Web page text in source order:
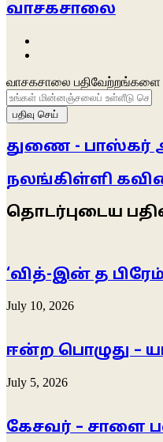
வாசகசாலை
வாசகசாலை
உங்கள்
மின்னஞ்சலைப்
உள்ளீடு
துணை - பாஸ்கர்
நலங்கிள்ளி
தொடர்புடைய
‘வித்-இன் த
July 10, 2026
ஈன்ற பொழுது –
July 5, 2026
கேசவர் – சாளை